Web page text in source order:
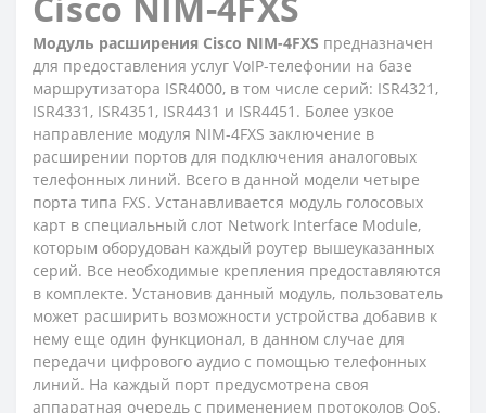
Модуль расширения Cisco NIM-4FXS предназначен
для предоставления услуг VoIP-телефонии на базе
маршрутизатора ISR4000, в том числе серий: ISR4321,
ISR4331, ISR4351, ISR4431 и ISR4451. Более узкое
направление модуля NIM-4FXS заключение в
расширении портов для подключения аналоговых
телефонных линий. Всего в данной модели четыре
порта типа FXS. Устанавливается модуль голосовых
карт в специальный слот Network Interface Module,
которым оборудован каждый роутер вышеуказанных
серий. Все необходимые крепления предоставляются
в комплекте. Установив данный модуль, пользователь
может расширить возможности устройства добавив к
нему еще один функционал, в данном случае для
передачи цифрового аудио с помощью телефонных
линий. На каждый порт предусмотрена своя
аппаратная очередь с применением протоколов QoS.